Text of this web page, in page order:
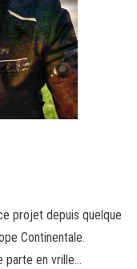
projet depuis quelque
Continentale.
parte en vrille…